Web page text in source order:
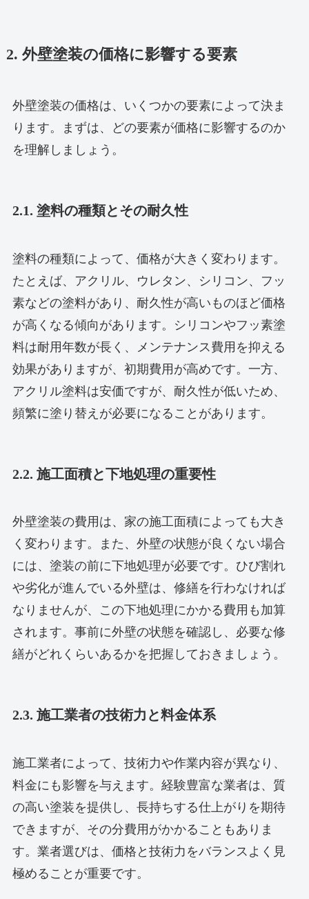
2. 外壁塗装の価格に影響する要素
外壁塗装の価格は、いくつかの要素によって決ま
ります。まずは、どの要素が価格に影響するのか
を理解しましょう。
2.1. 塗料の種類とその耐久性
塗料の種類によって、価格が大きく変わります。
たとえば、アクリル、ウレタン、シリコン、フッ
素などの塗料があり、耐久性が高いものほど価格
が高くなる傾向があります。シリコンやフッ素塗
料は耐用年数が長く、メンテナンス費用を抑える
効果がありますが、初期費用が高めです。一方、
アクリル塗料は安価ですが、耐久性が低いため、
頻繁に塗り替えが必要になることがあります。
2.2. 施工面積と下地処理の重要性
外壁塗装の費用は、家の施工面積によっても大き
く変わります。また、外壁の状態が良くない場合
には、塗装の前に下地処理が必要です。ひび割れ
や劣化が進んでいる外壁は、修繕を行わなければ
なりませんが、この下地処理にかかる費用も加算
されます。事前に外壁の状態を確認し、必要な修
繕がどれくらいあるかを把握しておきましょう。
2.3. 施工業者の技術力と料金体系
施工業者によって、技術力や作業内容が異なり、
料金にも影響を与えます。経験豊富な業者は、質
の高い塗装を提供し、長持ちする仕上がりを期待
できますが、その分費用がかかることもありま
す。業者選びは、価格と技術力をバランスよく見
極めることが重要です。